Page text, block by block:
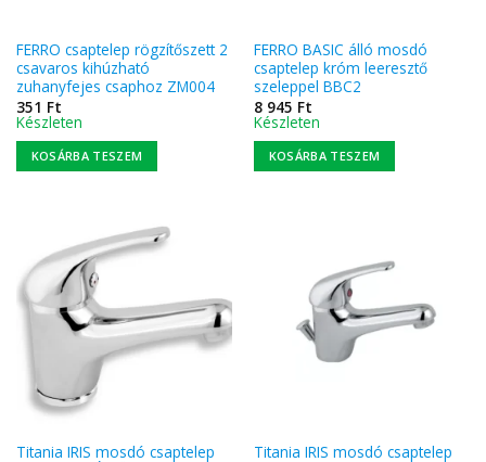
FERRO csaptelep rögzítőszett 2
csavaros kihúzható
zuhanyfejes csaphoz ZM004
351 Ft
Készleten
KOSÁRBA TESZEM
FERRO BASIC álló mosdó
csaptelep króm leeresztő
szeleppel BBC2
8 945 Ft
Készleten
KOSÁRBA TESZEM
Titania IRIS mosdó csaptelep
Titania IRIS mosdó csaptelep